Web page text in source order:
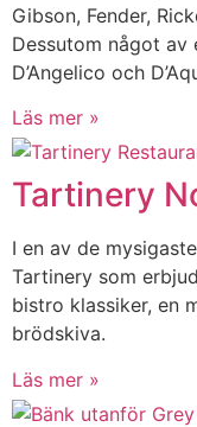
Gibson, Fender,
Dessutom något av
D’Angelico och
Läs mer »
Tartinery
I en av de
Tartinery som
bistro klassiker, en
brödskiva.
Läs mer »